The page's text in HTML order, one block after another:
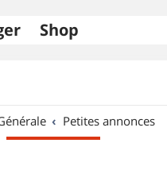
Shop
Petites annonces